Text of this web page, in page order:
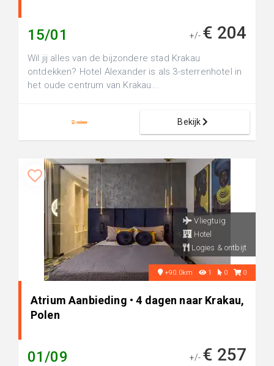
15/01 +/- € 204
Wil jij alles van de bijzondere stad Krakau
ontdekken? Hotel Alexander is als 3-sterrenhotel in
het oude centrum van Krakau...
Bekijk
Vliegtuig
Hotel
Logies & ontbijt
+90.0km 1 0 0
Atrium Aanbieding • 4 dagen naar Krakau,
Polen
01/09 +/- € 257